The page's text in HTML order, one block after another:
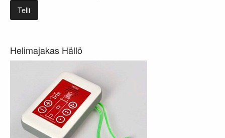
Telli
Helimajakas Hällö